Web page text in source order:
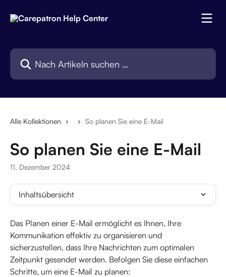
Nach Artikeln suchen …
Alle Kollektionen So planen Sie eine E-Mail
So planen Sie eine E-Mail
11. Dezember 2024
Inhaltsübersicht
Das Planen einer E-Mail ermöglicht es Ihnen, Ihre
Kommunikation effektiv zu organisieren und
sicherzustellen, dass Ihre Nachrichten zum optimalen
Zeitpunkt gesendet werden. Befolgen Sie diese einfachen
Schritte, um eine E-Mail zu planen: